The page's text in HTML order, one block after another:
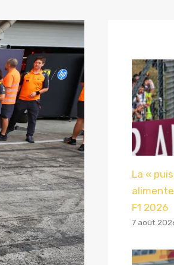
La «
F1 2026
7 août